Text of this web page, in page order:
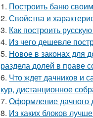
1. Построить баню
2. Свойства и
3. Как построить
4. Из чего дешевле
5. Новое в законах для
раздела долей в праве
6. Что ждет дачников и
кур, дистанционное
7. Оформление дачного
8. Из каких блоков